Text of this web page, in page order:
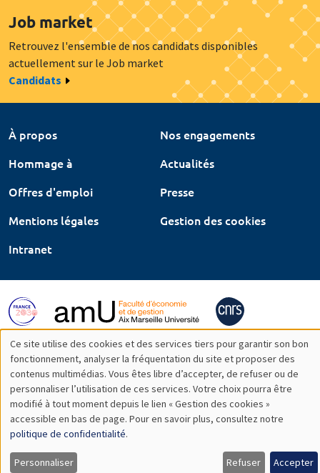
Job market
Retrouvez l'ensemble de nos candidats disponibles
actuellement sur le Job market
Candidats
À propos
Nos engagements
Hommage à
Actualités
Offres d'emploi
Presse
Mentions légales
Gestion des cookies
Intranet
Utilisation
des
données
personnelles
et
Ce site utilise des cookies et des services tiers pour garantir son bon
fonctionnement, analyser la fréquentation du site et proposer des
contenus multimédias. Vous êtes libre d’accepter, de refuser ou de
personnaliser l’utilisation de ces services. Votre choix pourra être
modifié à tout moment depuis le lien « Gestion des cookies »
accessible en bas de page. Pour en savoir plus, consultez notre
politique de confidentialité.
Personnaliser Refuser Accepter